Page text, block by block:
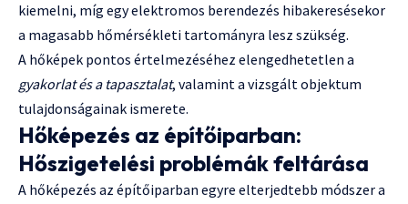
kiemelni, míg egy elektromos berendezés hibakeresésekor
a magasabb hőmérsékleti tartományra lesz szükség.
A hőképek pontos értelmezéséhez elengedhetetlen a
gyakorlat és a tapasztalat, valamint a vizsgált objektum
tulajdonságainak ismerete.
Hőképezés az építőiparban:
Hőszigetelési problémák feltárása
A hőképezés az építőiparban egyre elterjedtebb módszer a